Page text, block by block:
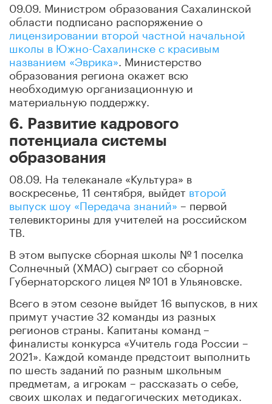
09.09. Министром образования Сахалинской
области подписано распоряжение о
лицензировании второй частной начальной
школы в Южно-Сахалинске с красивым
названием «Эврика» . Министерство
образования региона окажет всю
необходимую организационную и
материальную поддержку.
6. Развитие кадрового
потенциала системы
образования
08.09. На телеканале «Культура» в
воскресенье, 11 сентября, выйдет второй
выпуск шоу «Передача знаний» – первой
телевикторины для учителей на российском
ТВ.
В этом выпуске сборная школы № 1 поселка
Солнечный (ХМАО) сыграет со сборной
Губернаторского лицея № 101 в Ульяновске.
Всего в этом сезоне выйдет 16 выпусков, в них
примут участие 32 команды из разных
регионов страны. Капитаны команд –
финалисты конкурса «Учитель года России –
2021». Каждой команде предстоит выполнить
по шесть заданий по разным школьным
предметам, а игрокам – рассказать о себе,
своих школах и педагогических методиках.